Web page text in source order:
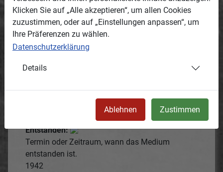
Anwesenden ist ordentlich bis festlich – Männer
tragen Anzüge oder Uniformen, Frauen schlichte
Kleider mit Schmuck.
Das Foto vermittelt einen warmen, menschlichen
ein eindrucksvolles Zeugnis des Alltagslebens
Entstanden:
Termin oder Zeitraum, wann das Medium
entstanden ist.
1942
Klicken Sie auf „Alle akzeptieren“, um allen Cookies
zuzustimmen, oder auf „Einstellungen anpassen“, um
Ihre Präferenzen zu wählen.
Datenschutzerklärung
Details
Ablehnen Zustimmen